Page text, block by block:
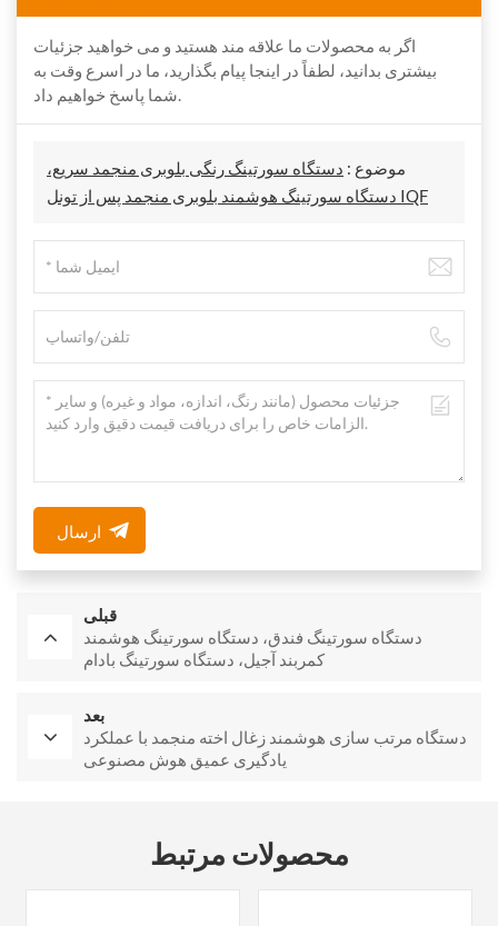
اگر به محصولات ما علاقه مند هستید و می خواهید جزئیات
بیشتری بدانید، لطفاً در اینجا پیام بگذارید، ما در اسرع وقت به
موضوع : دستگاه سورتینگ رنگی بلوبری منجمد سریع،
دستگاه سورتینگ هوشمند بلوبری منجمد پس از تونل IQF
ارسال
قبلی
دستگاه سورتینگ فندق، دستگاه سورتینگ هوشمند
کمربند آجیل، دستگاه سورتینگ بادام
بعد
دستگاه مرتب سازی هوشمند زغال اخته منجمد با عملکرد
یادگیری عمیق هوش مصنوعی
محصولات مرتبط